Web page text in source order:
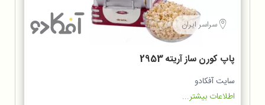
سراسر ایران
پاپ کورن ساز آریته 2953
سایت آفکادو
اطلاعات بیشتر...